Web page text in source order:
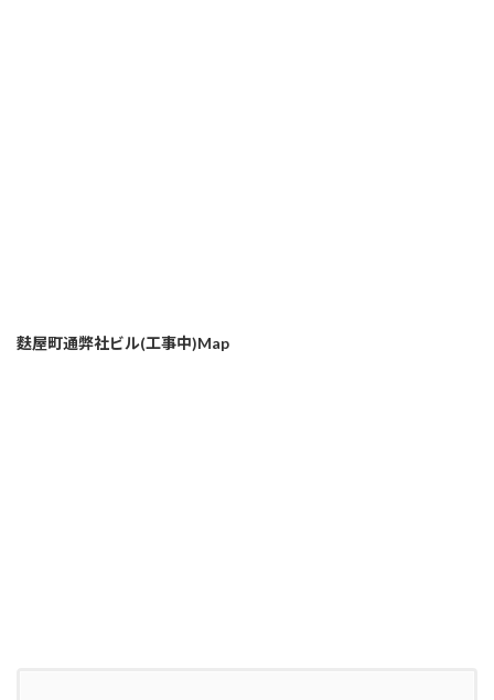
麩屋町通弊社ビル(工事中)Map